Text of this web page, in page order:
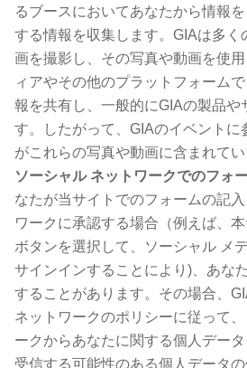
るブースにおいてあなたから情報
する情報を収集します。GIAは多く
画を撮影し、その写真や動画を使
ィアやその他のプラットフォーム
報を共有し、一般的にGIAの製品や
す。したがって、GIAのイベントに
がこれらの写真や動画に含まれてい
ソーシャル ネットワークでのフォ
なたが当サイトでのフォームの記
ワークに承認する場合（例えば、
ボタンを選択して、ソーシャル メ
サインインすることにより)、あな
することがあります。その場合、
ネットワークのポリシーに従って
ークからあなたに関する個人デー
受信する可能性のある個人データ